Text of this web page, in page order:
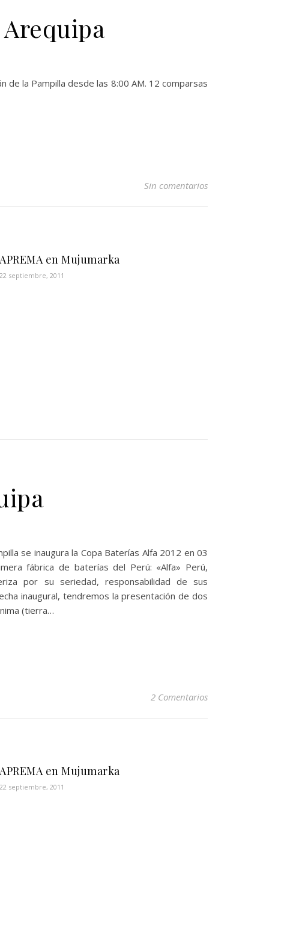
la Pampilla desde las 8:00 AM. 12 comparsas
Sin comentarios
APREMA en Mujumarka
22 septiembre, 2011
se inaugura la Copa Baterías Alfa 2012 en 03
fábrica de baterías del Perú: «Alfa» Perú,
por su seriedad, responsabilidad de sus
inaugural, tendremos la presentación de dos
(tierra…
2 Comentarios
APREMA en Mujumarka
22 septiembre, 2011